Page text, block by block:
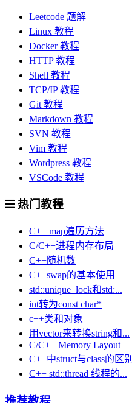
Leetcode 题解
Linux 教程
Docker 教程
HTTP 教程
Shell 教程
TCP/IP 教程
Git 教程
Markdown 教程
SVN 教程
Vim 教程
Wordpress 教程
VSCode 教程
热门教程
C++ map遍历方法
C/C++进程内存布局
C++随机数
C++swap的基本使用
std::unique_lock和std:...
int转为const char*
c++类和对象
用vector来转换string和...
C/C++ Memory Layout
C++中struct与class的区别
C++ std::thread 线程的...